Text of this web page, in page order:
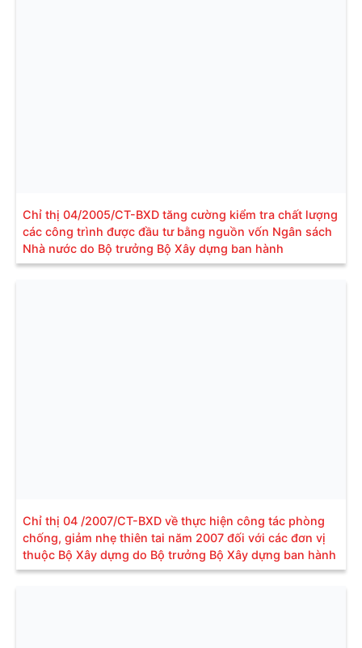
Chỉ thị 04/2005/CT-BXD tăng cường kiểm tra chất lượng
các công trình được đầu tư bằng nguồn vốn Ngân sách
Nhà nước do Bộ trưởng Bộ Xây dựng ban hành
Chỉ thị 04 /2007/CT-BXD về thực hiện công tác phòng
chống, giảm nhẹ thiên tai năm 2007 đối với các đơn vị
thuộc Bộ Xây dựng do Bộ trưởng Bộ Xây dựng ban hành